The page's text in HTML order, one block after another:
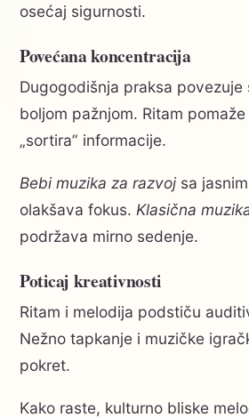
osećaj sigurnosti.
Povećana koncentracija
Dugogodišnja praksa povezuje
boljom pažnjom. Ritam
„sortira” informacije.
Bebi muzika za razvoj sa
olakšava fokus. Klasična
podržava mirno sedenje.
Poticaj kreativnosti
Ritam i melodija podstiču
Nežno tapkanje i muzičke
pokret.
Kako raste, kulturno bliske